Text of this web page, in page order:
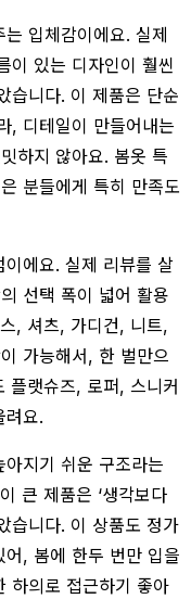
입체감이에요. 실제
이 있는 디자인이 훨씬
습니다. 이 제품은 단순
, 디테일이 만들어내는
하지 않아요. 봄옷 특
분들에게 특히 만족도
에요. 실제 리뷰를 살
선택 폭이 넓어 활용
, 셔츠, 가디건, 니트,
가능해서, 한 벌만으
플랫슈즈, 로퍼, 스니커
려요.
지기 쉬운 구조라는
큰 제품은 ‘생각보다
습니다. 이 상품도 정가
, 봄에 한두 번만 입을
하의로 접근하기 좋아